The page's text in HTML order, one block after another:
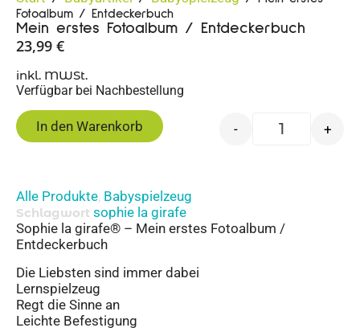
Fotoalbum / Entdeckerbuch
Mein erstes Fotoalbum / Entdeckerbuch
23,99 €
inkl. MWSt.
Verfügbar bei Nachbestellung
- +
In den Warenkorb
Alle Produkte, Babyspielzeug
Schlagwort sophie la girafe
Sophie la girafe® – Mein erstes Fotoalbum /
Entdeckerbuch
Die Liebsten sind immer dabei
Lernspielzeug
Regt die Sinne an
Leichte Befestigung